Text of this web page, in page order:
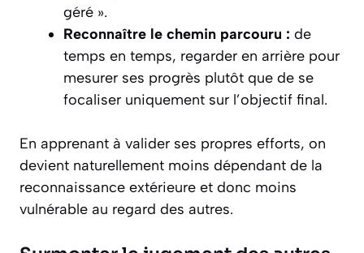
géré ».
Reconnaître le chemin parcouru : de
temps en temps, regarder en arrière pour
mesurer ses progrès plutôt que de se
focaliser uniquement sur l’objectif final.
En apprenant à valider ses propres efforts, on
devient naturellement moins dépendant de la
reconnaissance extérieure et donc moins
vulnérable au regard des autres.